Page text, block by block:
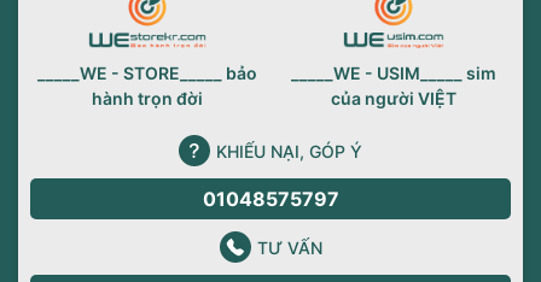
_____WE - STORE_____ bảo
hành trọn đời
_____WE - USIM_____ sim
của người VIỆT
KHIẾU NẠI, GÓP Ý
01048575797
TƯ VẤN